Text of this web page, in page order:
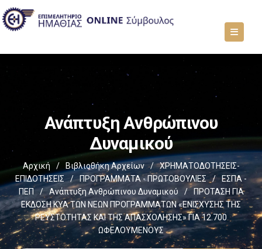
Ανάπτυξη Ανθρώπινου
Δυναμικού
Αρχική / Βιβλιοθήκη Αρχείων /
ΧΡΗΜΑΤΟΔΟΤΗΣΕΙΣ-
ΕΠΙΔΟΤΗΣΕΙΣ
/ ΠΡΟΓΡΑΜΜΑΤΑ - ΠΡΩΤΟΒΟΥΛΙΕΣ /
ΕΣΠΑ -
ΠΕΠ
/ Ανάπτυξη Ανθρώπινου Δυναμικού /
ΠΡΟΤΑΣΗ ΓΙΑ
ΕΚΔΟΣΗ ΚΥΑ ΤΩΝ ΝΕΩΝ ΠΡΟΓΡΑΜΜΑΤΩΝ «ΕΝΙΣΧΥΣΗΣ ΤΗΣ
ΡΕΥΣΤΟΤΗΤΑΣ ΚΑΙ ΤΗΣ ΑΠΑΣΧΟΛΗΣΗΣ» ΓΙΑ 12.700
ΩΦΕΛΟΥΜΕΝΟΥΣ